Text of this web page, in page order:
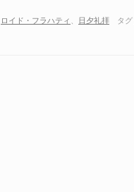
ロイド・フラハティ 日夕礼拝 タグ